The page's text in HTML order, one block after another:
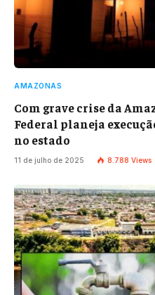
AMAZONAS
Com grave crise da
Federal planeja
no estado
11 de julho de 2025 8.788 Views